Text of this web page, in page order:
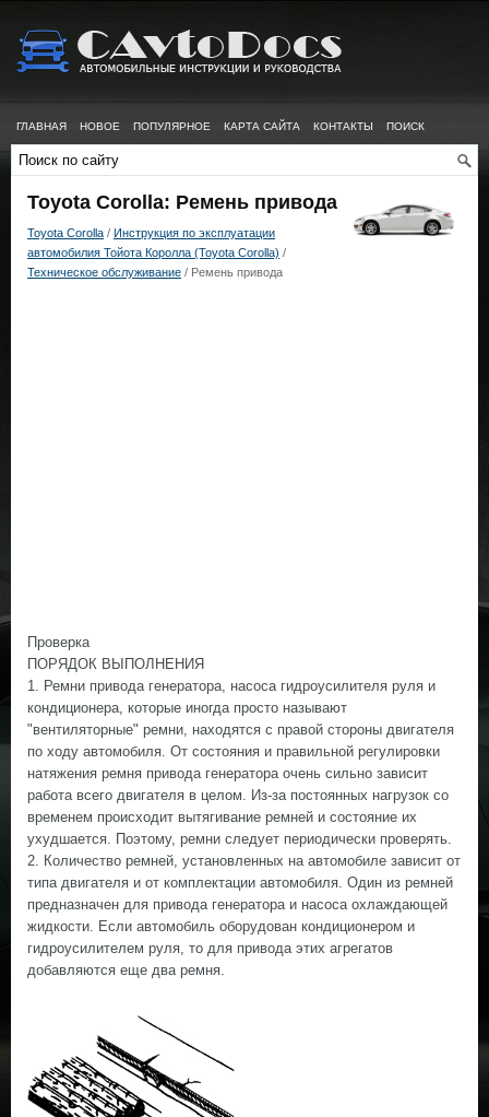
ГЛАВНАЯ НОВОЕ ПОПУЛЯРНОЕ КАРТА САЙТА КОНТАКТЫ ПОИСК
Toyota Corolla: Ремень привода
Toyota Corolla / Инструкция по эксплуатации
автомобилия Тойота Королла (Toyota Corolla) /
Техническое обслуживание / Ремень привода
Проверка
ПОРЯДОК ВЫПОЛНЕНИЯ
1. Ремни привода генератора, насоса гидроусилителя руля и
кондиционера, которые иногда просто называют
"вентиляторные" ремни, находятся с правой стороны двигателя
по ходу автомобиля. От состояния и правильной регулировки
натяжения ремня привода генератора очень сильно зависит
работа всего двигателя в целом. Из-за постоянных нагрузок со
временем происходит вытягивание ремней и состояние их
ухудшается. Поэтому, ремни следует периодически проверять.
2. Количество ремней, установленных на автомобиле зависит от
типа двигателя и от комплектации автомобиля. Один из ремней
предназначен для привода генератора и насоса охлаждающей
жидкости. Если автомобиль оборудован кондиционером и
гидроусилителем руля, то для привода этих агрегатов
добавляются еще два ремня.